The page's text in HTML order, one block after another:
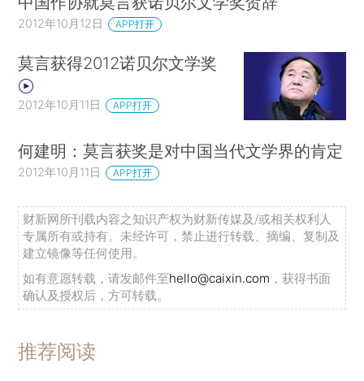
2012年10月12日 APP打开
莫言获得2012诺贝尔文学奖
2012年10月11日 APP打开
何建明：莫言获奖是对中国当代文学界的肯定
2012年10月11日 APP打开
财新网所刊载内容之知识产权为财新传媒及/或相关权利人
专属所有或持有。未经许可，禁止进行转载、摘编、复制及
建立镜像等任何使用。
如有意愿转载，请发邮件至hello@caixin.com ，获得书面
确认及授权后，方可转载。
推荐阅读